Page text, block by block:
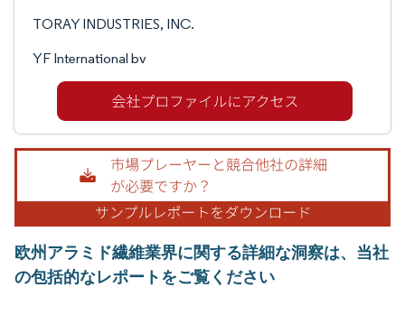
TORAY INDUSTRIES, INC.
YF International bv
欧州アラミド繊維業界に関する詳細な洞察は、当社
の包括的なレポートをご覧ください